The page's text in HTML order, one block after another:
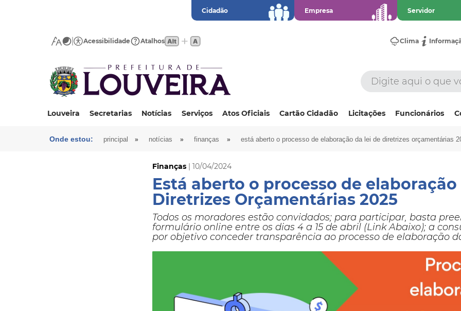
Cidadão Empresa Servidor
Acessibilidade Atalhos Clima
Louveira Secretarias Notícias Serviços Atos Oficiais Cartão Cidadão Licitações Funcionários
Onde estou: principal » notícias » finanças » está aberto o processo de elaboração da lei de diretrizes orçamentárias
Finanças | 10/04/2024
Está aberto o processo de elaboração
Diretrizes Orçamentárias 2025
Todos os moradores estão convidados; para participar, basta
formulário online entre os dias 4 a 15 de abril (Link Abaixo); a
por objetivo conceder transparência ao processo de elaboração